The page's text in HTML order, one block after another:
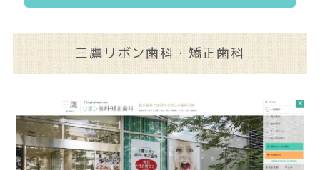
三鷹リボン歯科・矯正歯科